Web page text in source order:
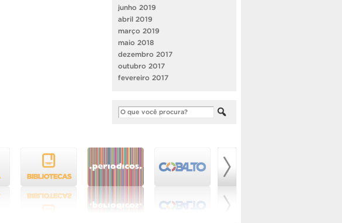
junho 2019
abril 2019
março 2019
maio 2018
dezembro 2017
outubro 2017
fevereiro 2017